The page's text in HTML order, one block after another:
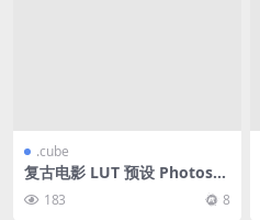
.cube
复古电影 LUT 预设 Photosh
op 183 8